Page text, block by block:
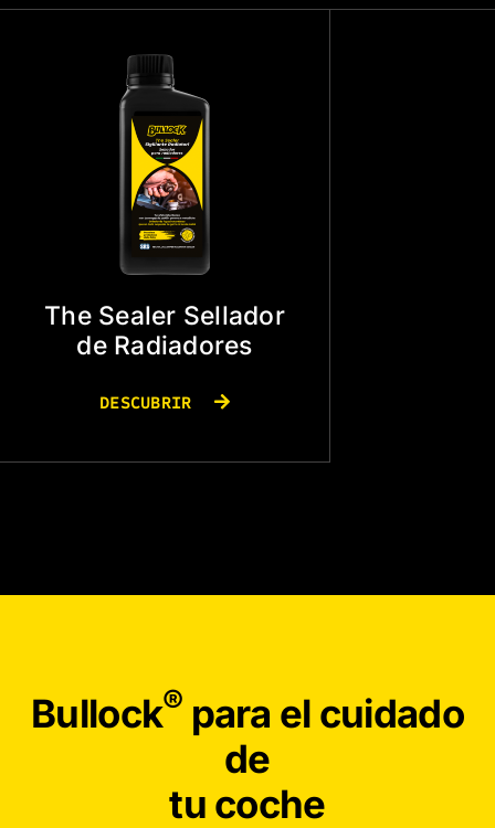
The Sealer Sellador
de Radiadores
DESCUBRIR
Bullock® para el cuidado
de
tu coche